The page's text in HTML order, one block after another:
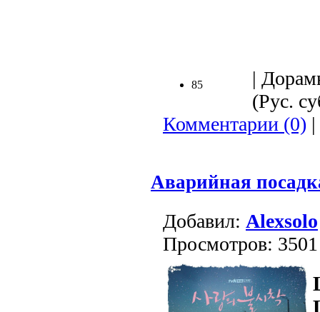
85
|
(Рус.
Комментарии (0) |
Аварийная
Добавил: Alexsolo
Просмотров: 3501